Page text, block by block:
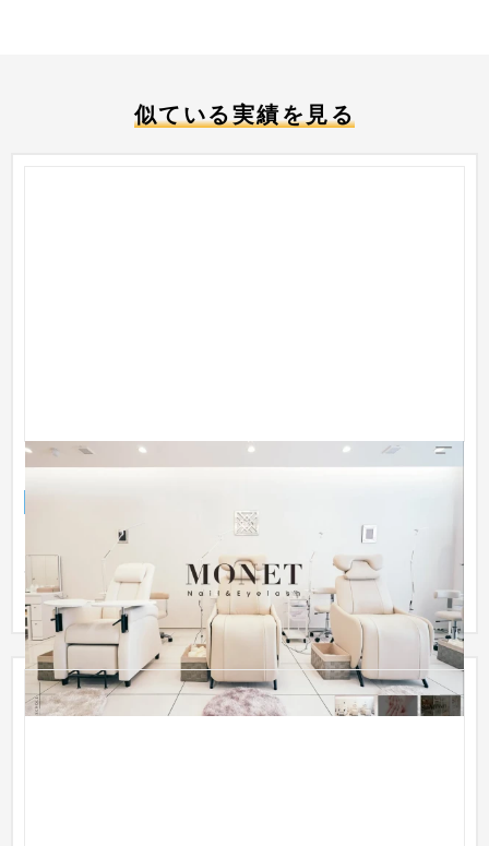
似ている実績を見る
MONET ネイル＆アイラッシュサロン
「MONET ネイル＆アイラッシュ」は、志木駅徒歩３分の路面
店のサロン。ガラス張りの入り口を入ると、モーヴピンクをア
クセントに...